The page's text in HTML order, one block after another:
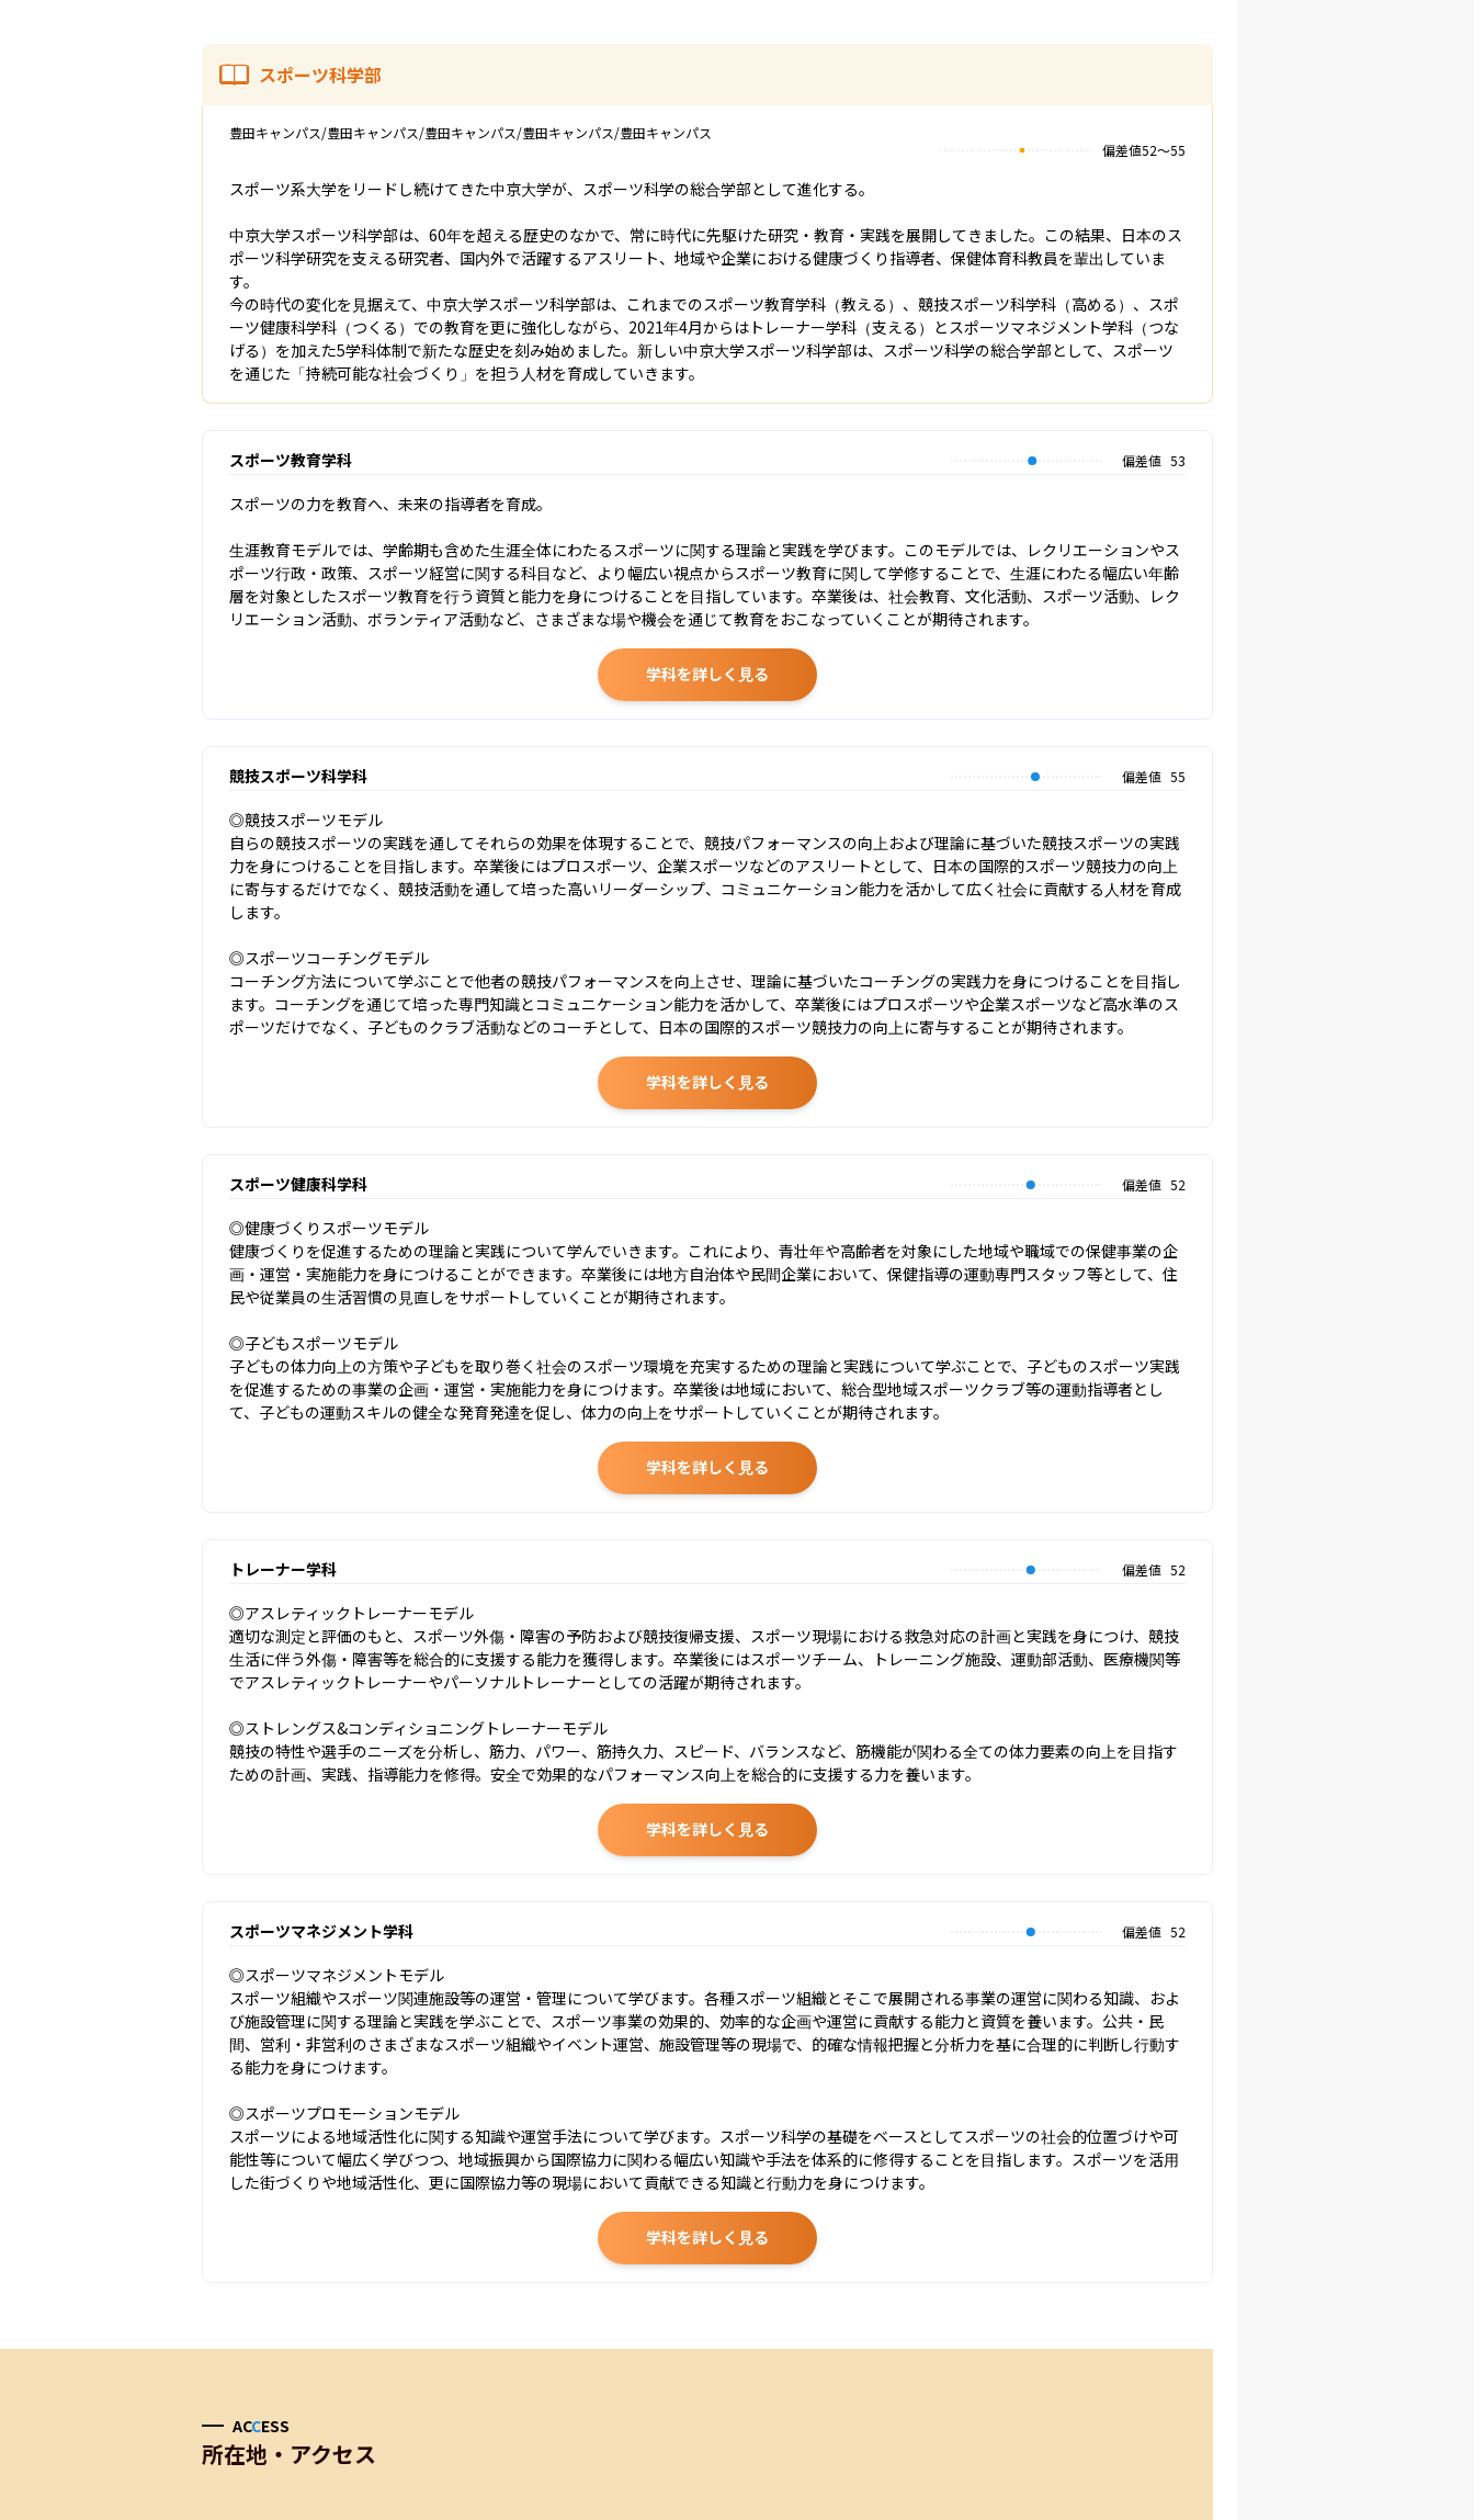
スポーツ科学部
豊田キャンパス/豊田キャンパス/豊田キャンパス/豊田キャンパス/豊田キャンパス
偏差値52〜55
スポーツ系大学をリードし続けてきた中京大学が、スポーツ科学の総合学部として進化する。
中京大学スポーツ科学部は、60年を超える歴史のなかで、常に時代に先駆けた研究・教育・実践を展開してきました。この結果、日本のス
ポーツ科学研究を支える研究者、国内外で活躍するアスリート、地域や企業における健康づくり指導者、保健体育科教員を輩出していま
す。
今の時代の変化を見据えて、中京大学スポーツ科学部は、これまでのスポーツ教育学科（教える）、競技スポーツ科学科（高める）、スポ
ーツ健康科学科（つくる）での教育を更に強化しながら、2021年4月からはトレーナー学科（支える）とスポーツマネジメント学科（つな
げる）を加えた5学科体制で新たな歴史を刻み始めました。新しい中京大学スポーツ科学部は、スポーツ科学の総合学部として、スポーツ
を通じた「持続可能な社会づくり」を担う人材を育成していきます。
スポーツ教育学科 偏差値 53
スポーツの力を教育へ、未来の指導者を育成。
生涯教育モデルでは、学齢期も含めた生涯全体にわたるスポーツに関する理論と実践を学びます。このモデルでは、レクリエーションやス
ポーツ行政・政策、スポーツ経営に関する科目など、より幅広い視点からスポーツ教育に関して学修することで、生涯にわたる幅広い年齢
層を対象としたスポーツ教育を行う資質と能力を身につけることを目指しています。卒業後は、社会教育、文化活動、スポーツ活動、レク
リエーション活動、ボランティア活動など、さまざまな場や機会を通じて教育をおこなっていくことが期待されます。
学科を詳しく見る
競技スポーツ科学科 偏差値 55
◎競技スポーツモデル
自らの競技スポーツの実践を通してそれらの効果を体現することで、競技パフォーマンスの向上および理論に基づいた競技スポーツの実践
力を身につけることを目指します。卒業後にはプロスポーツ、企業スポーツなどのアスリートとして、日本の国際的スポーツ競技力の向上
に寄与するだけでなく、競技活動を通して培った高いリーダーシップ、コミュニケーション能力を活かして広く社会に貢献する人材を育成
します。
◎スポーツコーチングモデル
コーチング方法について学ぶことで他者の競技パフォーマンスを向上させ、理論に基づいたコーチングの実践力を身につけることを目指し
ます。コーチングを通じて培った専門知識とコミュニケーション能力を活かして、卒業後にはプロスポーツや企業スポーツなど高水準のス
ポーツだけでなく、子どものクラブ活動などのコーチとして、日本の国際的スポーツ競技力の向上に寄与することが期待されます。
学科を詳しく見る
スポーツ健康科学科 偏差値 52
◎健康づくりスポーツモデル
健康づくりを促進するための理論と実践について学んでいきます。これにより、青壮年や高齢者を対象にした地域や職域での保健事業の企
画・運営・実施能力を身につけることができます。卒業後には地方自治体や民間企業において、保健指導の運動専門スタッフ等として、住
民や従業員の生活習慣の見直しをサポートしていくことが期待されます。
◎子どもスポーツモデル
子どもの体力向上の方策や子どもを取り巻く社会のスポーツ環境を充実するための理論と実践について学ぶことで、子どものスポーツ実践
を促進するための事業の企画・運営・実施能力を身につけます。卒業後は地域において、総合型地域スポーツクラブ等の運動指導者とし
て、子どもの運動スキルの健全な発育発達を促し、体力の向上をサポートしていくことが期待されます。
学科を詳しく見る
トレーナー学科 偏差値 52
◎アスレティックトレーナーモデル
適切な測定と評価のもと、スポーツ外傷・障害の予防および競技復帰支援、スポーツ現場における救急対応の計画と実践を身につけ、競技
生活に伴う外傷・障害等を総合的に支援する能力を獲得します。卒業後にはスポーツチーム、トレーニング施設、運動部活動、医療機関等
でアスレティックトレーナーやパーソナルトレーナーとしての活躍が期待されます。
◎ストレングス&コンディショニングトレーナーモデル
競技の特性や選手のニーズを分析し、筋力、パワー、筋持久力、スピード、バランスなど、筋機能が関わる全ての体力要素の向上を目指す
ための計画、実践、指導能力を修得。安全で効果的なパフォーマンス向上を総合的に支援する力を養います。
学科を詳しく見る
スポーツマネジメント学科 偏差値 52
◎スポーツマネジメントモデル
スポーツ組織やスポーツ関連施設等の運営・管理について学びます。各種スポーツ組織とそこで展開される事業の運営に関わる知識、およ
び施設管理に関する理論と実践を学ぶことで、スポーツ事業の効果的、効率的な企画や運営に貢献する能力と資質を養います。公共・民
間、営利・非営利のさまざまなスポーツ組織やイベント運営、施設管理等の現場で、的確な情報把握と分析力を基に合理的に判断し行動す
る能力を身につけます。
◎スポーツプロモーションモデル
スポーツによる地域活性化に関する知識や運営手法について学びます。スポーツ科学の基礎をベースとしてスポーツの社会的位置づけや可
能性等について幅広く学びつつ、地域振興から国際協力に関わる幅広い知識や手法を体系的に修得することを目指します。スポーツを活用
した街づくりや地域活性化、更に国際協力等の現場において貢献できる知識と行動力を身につけます。
学科を詳しく見る
ACCESS
所在地・アクセス